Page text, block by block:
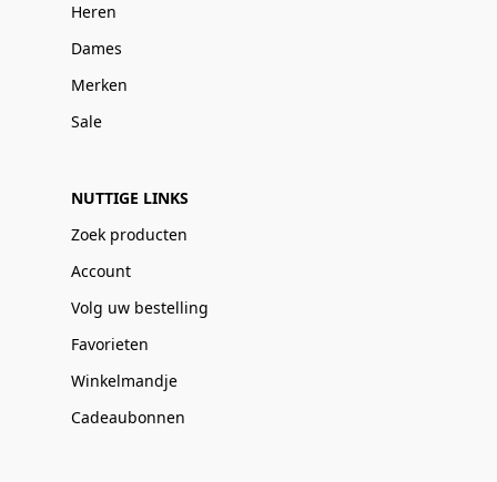
Heren
Dames
Merken
Sale
NUTTIGE LINKS
Zoek producten
Account
Volg uw bestelling
Favorieten
Winkelmandje
Cadeaubonnen